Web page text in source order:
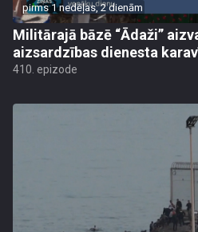
pirms 1 nedēļas, 2 dienām
Militārajā bāzē “Ādaži”
aizsardzības dienesta
410. epizode